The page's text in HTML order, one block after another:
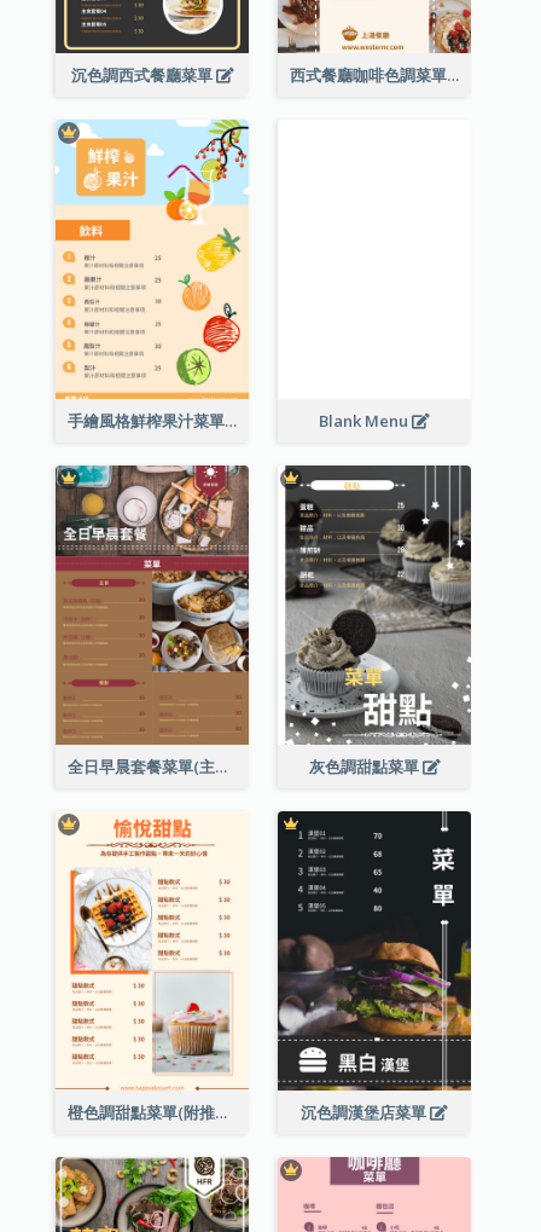
沉色調西式餐廳菜單 西式餐廳咖啡色調菜單
手繪風格鮮榨果汁菜單 Blank Menu
全日早晨套餐菜單(主食及餐飲) 灰色調甜點菜單
橙色調甜點菜單(附推薦款式圖片) 沉色調漢堡店菜單